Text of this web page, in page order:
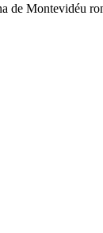
de Montevidéu